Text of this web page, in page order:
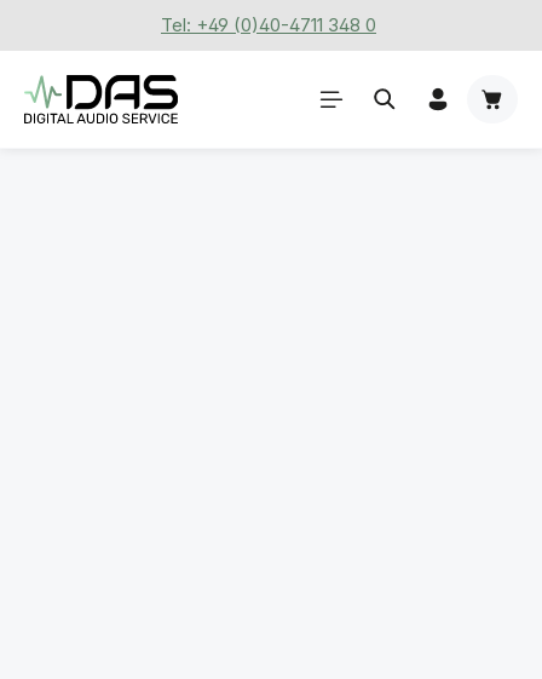
Zum Hauptinhalt springenTel: +49 (0)40-4711 348 0